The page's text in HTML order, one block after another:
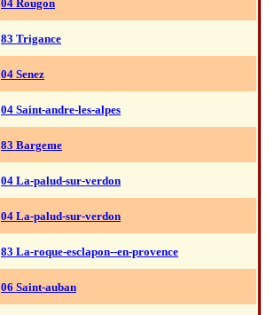
04 Rougon
83 Trigance
04 Senez
04 Saint-andre-les-alpes
83 Bargeme
04 La-palud-sur-verdon
04 La-palud-sur-verdon
83 La-roque-esclapon--en-provence
06 Saint-auban